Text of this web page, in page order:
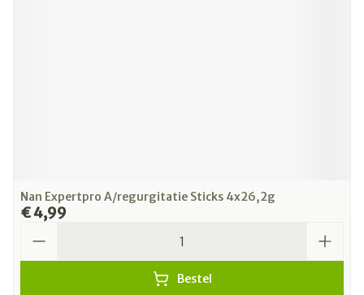
Nan Expertpro A/regurgitatie Sticks 4x26,2g
€ 4,99
Bestel